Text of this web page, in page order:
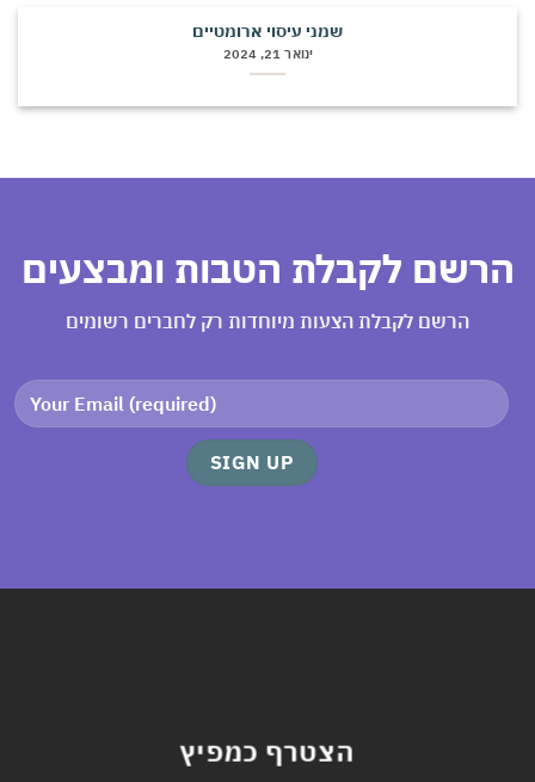
שמני עיסוי ארומטיים
לקבלת הטבות ומבצעים
הרשם לקבלת הצעות מיוחדות רק לחברים רשומים
הצטרף כמפיץ